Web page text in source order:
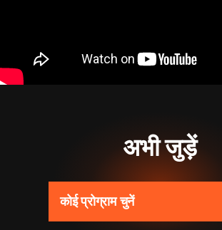
अभी जुड़ें
कोई प्रोग्राम चुनें